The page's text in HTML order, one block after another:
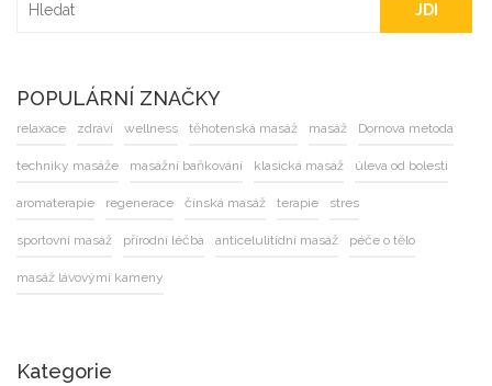
JDI
POPULÁRNÍ ZNAČKY
relaxace zdraví wellness těhotenská masáž masáž Dornova metoda
techniky masáže masážní baňkování klasická masáž úleva od bolesti
aromaterapie regenerace čínská masáž terapie stres
sportovní masáž přírodní léčba anticelulitidní masáž péče o tělo
masáž lávovými kameny
Kategorie